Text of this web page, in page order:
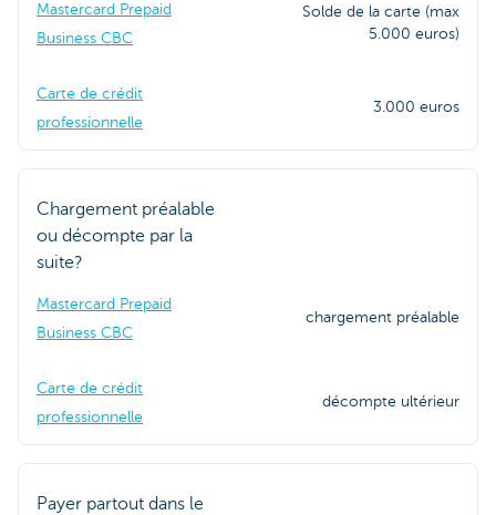
Mastercard Prepaid
Business CBC
Solde de la carte (max
5.000 euros)
Carte de crédit
professionnelle
3.000 euros
Chargement préalable
ou décompte par la
suite?
Mastercard Prepaid
Business CBC
chargement préalable
Carte de crédit
professionnelle
décompte ultérieur
Payer partout dans le